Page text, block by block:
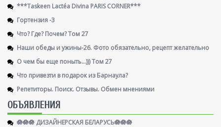
***Taskeen Lactéa Divina PARIS CORNER***
Гортензия -3
Что? Где? Почем? Том 27
Наши обеды и ужины-26. Фото обязательно, рецепт желательно
О чем бы еще поныть...))) Том 27
Что привезти в подарок из Барнаула?
Репетиторы. Поиск. Отзывы. Обмен мнениями
ОБЪЯВЛЕНИЯ
🪷🪷🪷 ДИЗАЙНЕРСКАЯ БЕЛАРУСЬ🪷🪷🪷